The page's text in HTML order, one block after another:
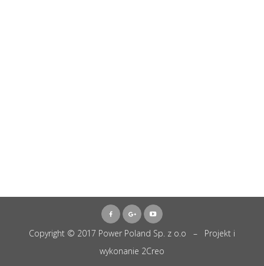
Copyright © 2017 Power Poland Sp. z o.o – Projekt i
wykonanie 2Creo